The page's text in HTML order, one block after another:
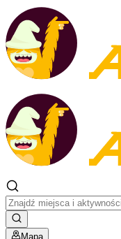
Mapa